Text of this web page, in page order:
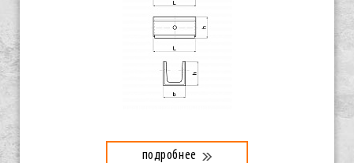
подробнее